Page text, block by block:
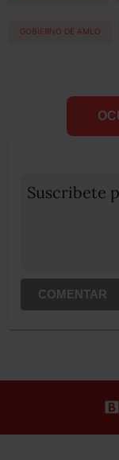
GOBIERNO DE AMLO
Suscribete
COMENTAR